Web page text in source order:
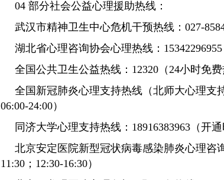
04 部分社会公益心理援助热线：
武汉市精神卫生中心危机干预热线：027-
湖北省心理咨询协会心理热线：15342296955
全国公共卫生公益热线：12320（24小时免费
全国新冠肺炎心理支持热线（北师大心理支
06:00-24:00）
同济大学心理支持热线：18916383963（开通
北京安定医院新型冠状病毒感染肺炎心理咨
11:30；12:30-16:30）